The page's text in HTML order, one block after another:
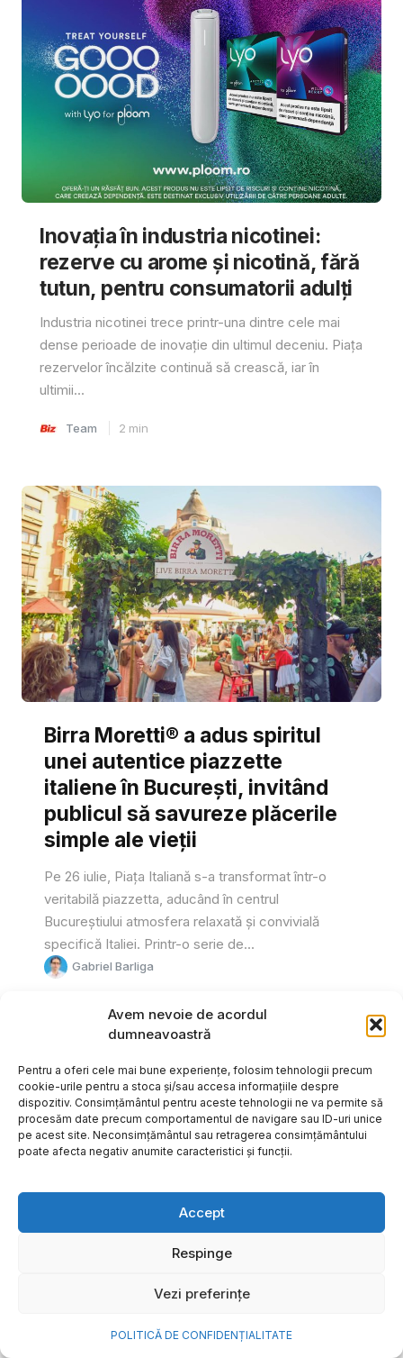
Avem nevoie de acordul
dumneavoastră
Pentru a oferi cele mai bune experiențe, folosim tehnologii precum
cookie-urile pentru a stoca și/sau accesa informațiile despre
dispozitiv. Consimțământul pentru aceste tehnologii ne va permite să
procesăm date precum comportamentul de navigare sau ID-uri unice
pe acest site. Neconsimțământul sau retragerea consimțământului
poate afecta negativ anumite caracteristici și funcții.
Accept
Respinge
Vezi preferințe
POLITICĂ DE CONFIDENȚIALITATE
Inovația în industria nicotinei:
rezerve cu arome și nicotină, fără
tutun, pentru consumatorii adulți
Industria nicotinei trece printr-una dintre cele mai
dense perioade de inovație din ultimul deceniu. Piața
rezervelor încălzite continuă să crească, iar în
ultimii...
Team 2 min
Birra Moretti® a adus spiritul
unei autentice piazzette
italiene în București, invitând
publicul să savureze plăcerile
simple ale vieții
Pe 26 iulie, Piața Italiană s-a transformat într-o
veritabilă piazzetta, aducând în centrul
Bucureștiului atmosfera relaxată și convivială
specifică Italiei. Printr-o serie de...
Gabriel Barliga
frumoase amintiri ale verii într-
o bijuterie Pandora pe care o